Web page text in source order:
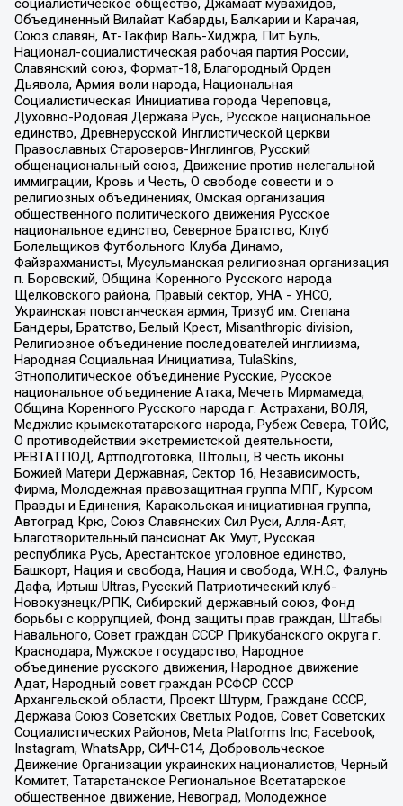
социалистическое общество, Джамаат мувахидов,
Объединенный Вилайат Кабарды, Балкарии и Карачая,
Союз славян, Ат-Такфир Валь-Хиджра, Пит Буль,
Национал-социалистическая рабочая партия России,
Славянский союз, Формат-18, Благородный Орден
Дьявола, Армия воли народа, Национальная
Социалистическая Инициатива города Череповца,
Духовно-Родовая Держава Русь, Русское национальное
единство, Древнерусской Инглистической церкви
Православных Староверов-Инглингов, Русский
общенациональный союз, Движение против нелегальной
иммиграции, Кровь и Честь, О свободе совести и о
религиозных объединениях, Омская организация
общественного политического движения Русское
национальное единство, Северное Братство, Клуб
Болельщиков Футбольного Клуба Динамо,
Файзрахманисты, Мусульманская религиозная организация
п. Боровский, Община Коренного Русского народа
Щелковского района, Правый сектор, УНА - УНСО,
Украинская повстанческая армия, Тризуб им. Степана
Бандеры, Братство, Белый Крест, Misanthropic division,
Религиозное объединение последователей инглиизма,
Народная Социальная Инициатива, TulaSkins,
Этнополитическое объединение Русские, Русское
национальное объединение Атака, Мечеть Мирмамеда,
Община Коренного Русского народа г. Астрахани, ВОЛЯ,
Меджлис крымскотатарского народа, Рубеж Севера, ТОЙС,
О противодействии экстремистской деятельности,
РЕВТАТПОД, Артподготовка, Штольц, В честь иконы
Божией Матери Державная, Сектор 16, Независимость,
Фирма, Молодежная правозащитная группа МПГ, Курсом
Правды и Единения, Каракольская инициативная группа,
Автоград Крю, Союз Славянских Сил Руси, Алля-Аят,
Благотворительный пансионат Ак Умут, Русская
республика Русь, Арестантское уголовное единство,
Башкорт, Нация и свобода, Нация и свобода, W.H.С., Фалунь
Дафа, Иртыш Ultras, Русский Патриотический клуб-
Новокузнецк/РПК, Сибирский державный союз, Фонд
борьбы с коррупцией, Фонд защиты прав граждан, Штабы
Навального, Совет граждан СССР Прикубанского округа г.
Краснодара, Мужское государство, Народное
объединение русского движения, Народное движение
Адат, Народный совет граждан РСФСР СССР
Архангельской области, Проект Штурм, Граждане СССР,
Держава Союз Советских Светлых Родов, Совет Советских
Социалистических Районов, Meta Platforms Inc, Facebook,
Instagram, WhatsApp, СИЧ-С14, Добровольческое
Движение Организации украинских националистов, Черный
Комитет, Татарстанское Региональное Всетатарское
общественное движение, Невоград, Молодежное